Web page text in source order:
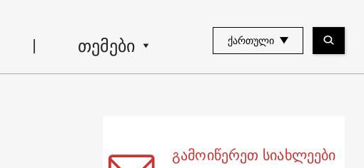
თემები ᲥᲐᲠᲗᲣᲚᲘ
გამოიწერეთ სიახლეები